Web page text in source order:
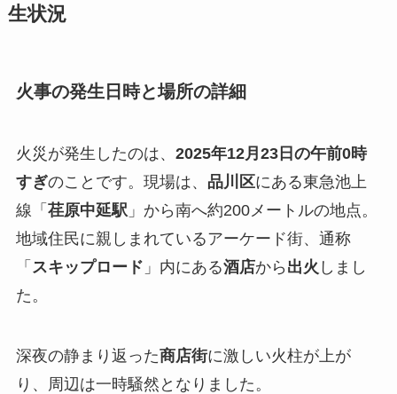
生状況
火事の発生日時と場所の詳細
火災が発生したのは、 2025年12月23日の午前0時
すぎのことです。現場は、 品川区にある東急池上
線「 荏原中延駅 」から南へ約200メートルの地点。
地域住民に親しまれているアーケード街、通称
「 スキップロード 」内にある酒店から 出火 しまし
た。
深夜の静まり返った商店街に激しい火柱が上が
り、周辺は一時騒然となりました。